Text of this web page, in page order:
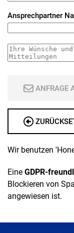
Ansprechpartner
ANFRAGE
Wir benutzen
Eine GDPR-
Blockieren von
angewiesen ist.